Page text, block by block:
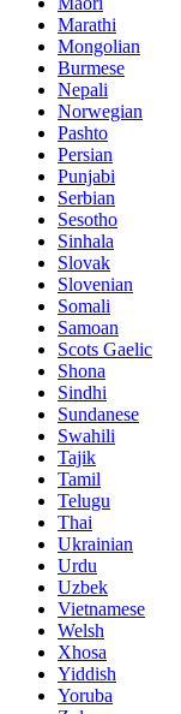
Marathi
Mongolian
Burmese
Nepali
Norwegian
Pashto
Persian
Punjabi
Serbian
Sesotho
Sinhala
Slovak
Slovenian
Somali
Samoan
Scots Gaelic
Shona
Sindhi
Sundanese
Swahili
Tajik
Tamil
Telugu
Thai
Ukrainian
Urdu
Uzbek
Vietnamese
Welsh
Xhosa
Yiddish
Yoruba